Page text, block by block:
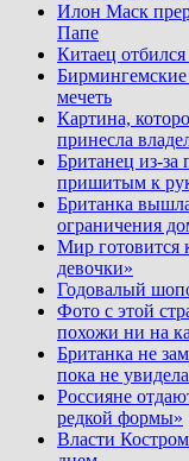
Илон Маск
Папе
Китаец
Бирмингемские
мечеть
Картина,
принесла
Британец из-
пришитым к
Британка
ограничения
Мир готовится
девочки»
Годовалый
Фото с этой
похожи ни на
Британка не
пока не
Россияне
редкой формы»
Власти